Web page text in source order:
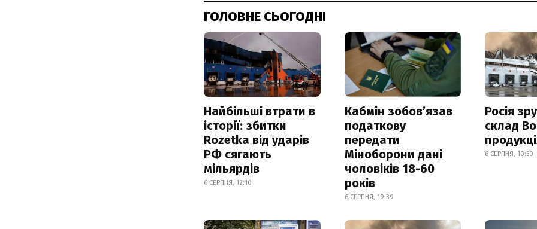
ГОЛОВНЕ СЬОГОДНІ
Найбільші втрати в
історії: збитки
Rozetka від ударів
РФ сягають
мільярдів
6 СЕРПНЯ, 12:10
Кабмін зобовʼязав
податкову
передати
Міноборони дані
чоловіків 18-60
років
6 СЕРПНЯ, 19:39
Росія
склад
6 СЕРПНЯ, 10:50